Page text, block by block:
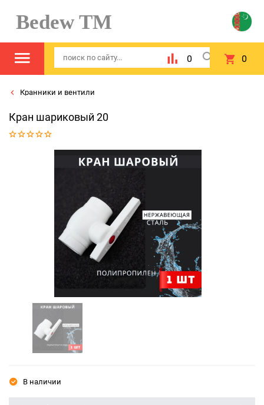
Bedew TM
0 0
Кранники и вентили
Кран шариковый 20
В наличии